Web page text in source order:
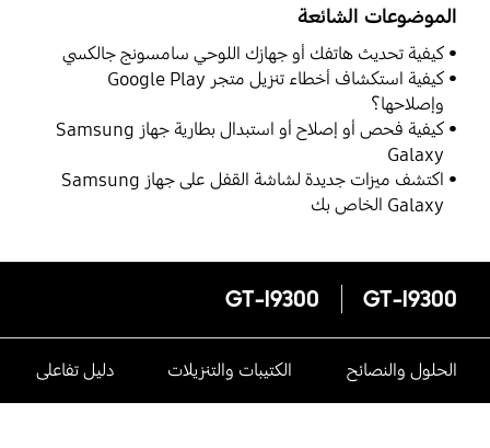
الموضوعات الشائعة
كيفية تحديث هاتفك أو جهازك اللوحي سامسونج جالكسي
كيفية استكشاف أخطاء تنزيل متجر Google Play
وإصلاحها؟
كيفية فحص أو إصلاح أو استبدال بطارية جهاز Samsung
Galaxy
اكتشف ميزات جديدة لشاشة القفل على جهاز Samsung
Galaxy الخاص بك
GT-I9300
GT-I9300
الحلول والنصائح الكتيبات والتنزيلات دليل تفاعلى